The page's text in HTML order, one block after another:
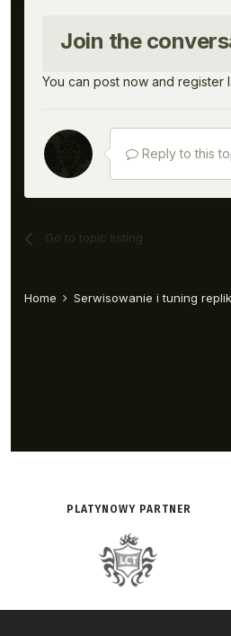
PLATYNOWY PARTNER